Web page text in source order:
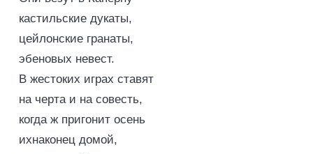
кастильские дукаты,
цейлонские гранаты,
эбеновых невест.
В жестоких играх ставят
на черта и на совесть,
когда ж пригонит осень
ихнаконец домой,